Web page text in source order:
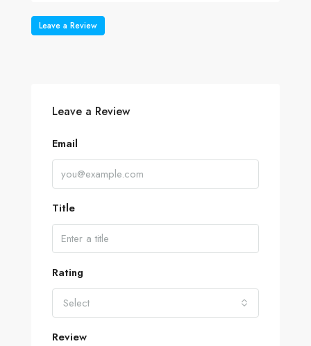
Leave a Review
Leave a Review
Email
Title
Rating
Select
Review